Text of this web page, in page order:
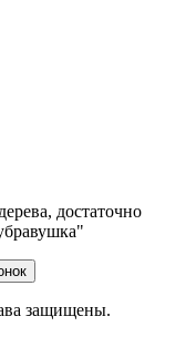
достаточно
защищены.